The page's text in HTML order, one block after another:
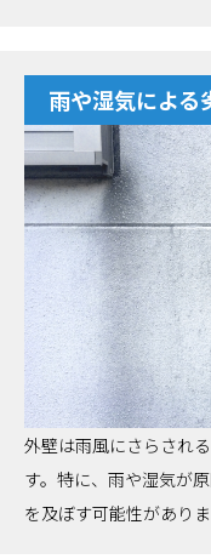
雨や湿気による
外壁は雨風にさらされ
す。特に、雨や湿気が
を及ぼす可能性がありま